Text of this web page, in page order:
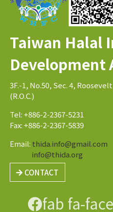
Taiwan Halal
Development
3F.-1, No.50, Sec. 4,
(R.O.C.)
Tel: +886-2-2367-5231
Fax: +886-2-2367-5839
Email: thida.info@gmail.com
info@thida.org
CONTACT
fab fa-